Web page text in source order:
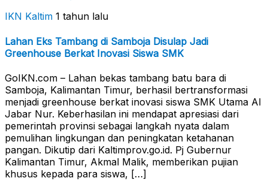
IKN Kaltim 1 tahun lalu
Lahan Eks Tambang di Samboja Disulap Jadi
Greenhouse Berkat Inovasi Siswa SMK
GoIKN.com – Lahan bekas tambang batu bara di
Samboja, Kalimantan Timur, berhasil bertransformasi
menjadi greenhouse berkat inovasi siswa SMK Utama Al
Jabar Nur. Keberhasilan ini mendapat apresiasi dari
pemerintah provinsi sebagai langkah nyata dalam
pemulihan lingkungan dan peningkatan ketahanan
pangan. Dikutip dari Kaltimprov.go.id. Pj Gubernur
Kalimantan Timur, Akmal Malik, memberikan pujian
khusus kepada para siswa, […]